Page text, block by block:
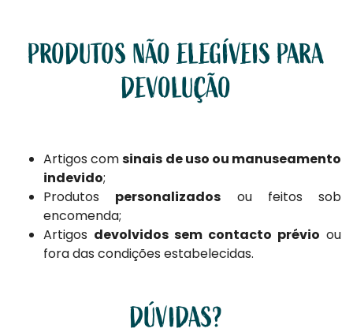
PRODUTOS NÃO ELEGÍVEIS PARA
DEVOLUÇÃO
Artigos comsinais de uso ou manuseamento
indevido;
Produtos personalizados ou feitos sob
encomenda;
Artigos devolvidos sem contacto prévio ou
fora das condições estabelecidas.
DÚVIDAS?